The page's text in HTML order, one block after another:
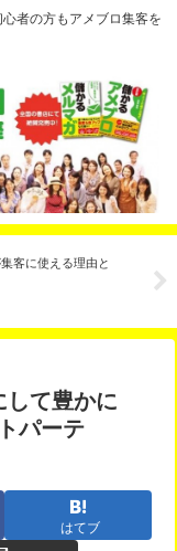
者の方もアメブロ集客を
客に使える理由と
イ
して豊かに
パーテ
はてブ